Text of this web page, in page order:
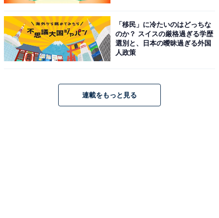
「移民」に冷たいのはどっちな
のか？ スイスの厳格過ぎる学歴
選別と、日本の曖昧過ぎる外国
人政策
連載をもっと見る